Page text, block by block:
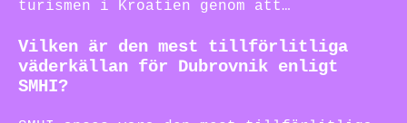
turismen i Kroatien genom att…
Vilken är den mest tillförlitliga
väderkällan för Dubrovnik enligt
SMHI?